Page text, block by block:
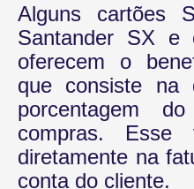
Alguns cartões
Santander SX e
oferecem o
que consiste na
porcentagem
compras. Esse
diretamente na
conta do cliente.